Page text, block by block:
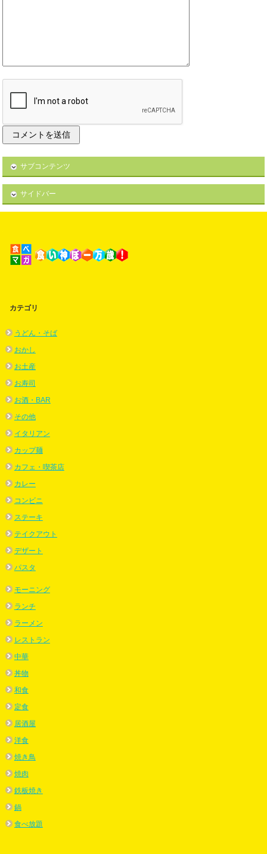
サブコンテンツ
サイドバー
カテゴリ
うどん・そば
おかし
お土産
お寿司
お酒・BAR
その他
イタリアン
カップ麺
カフェ・喫茶店
カレー
コンビニ
ステーキ
テイクアウト
デザート
パスタ
モーニング
ランチ
ラーメン
レストラン
中華
丼物
和食
定食
居酒屋
洋食
焼き鳥
焼肉
鉄板焼き
鍋
食べ放題